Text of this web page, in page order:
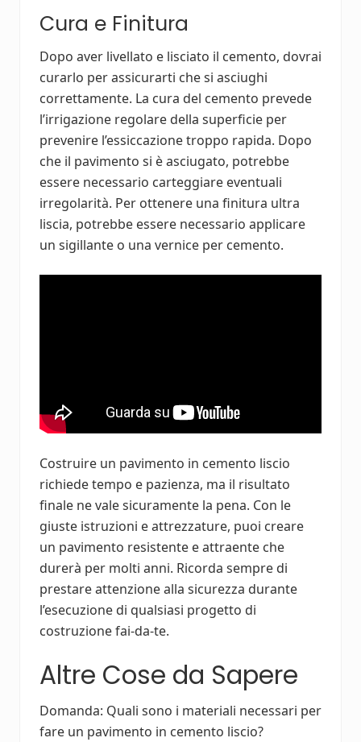
Cura e Finitura
Dopo aver livellato e lisciato il cemento, dovrai
curarlo per assicurarti che si asciughi
correttamente. La cura del cemento prevede
l’irrigazione regolare della superficie per
prevenire l’essiccazione troppo rapida. Dopo
che il pavimento si è asciugato, potrebbe
essere necessario carteggiare eventuali
irregolarità. Per ottenere una finitura ultra
liscia, potrebbe essere necessario applicare
un sigillante o una vernice per cemento.
Costruire un pavimento in cemento liscio
richiede tempo e pazienza, ma il risultato
finale ne vale sicuramente la pena. Con le
giuste istruzioni e attrezzature, puoi creare
un pavimento resistente e attraente che
durerà per molti anni. Ricorda sempre di
prestare attenzione alla sicurezza durante
l’esecuzione di qualsiasi progetto di
costruzione fai-da-te.
Altre Cose da Sapere
Domanda: Quali sono i materiali necessari per
fare un pavimento in cemento liscio?